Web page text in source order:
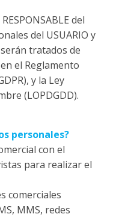
del
del USUARIO y
tratados de
el Reglamento
y la Ley
(LOPDGDD).
personales?
con el
para realizar el
comerciales
MMS, redes